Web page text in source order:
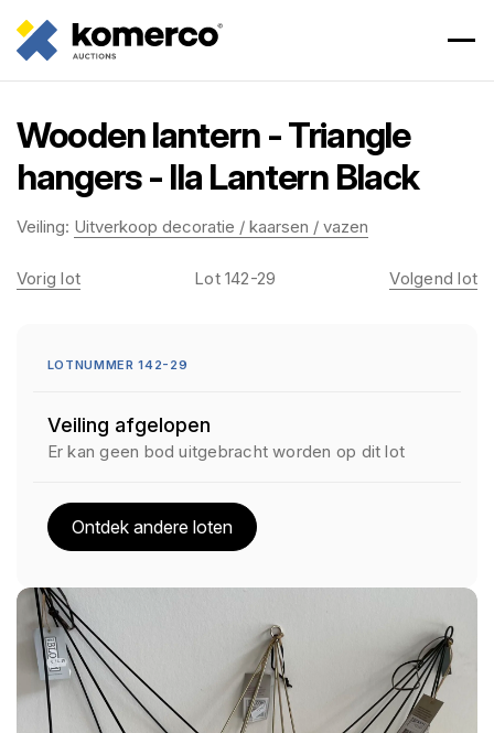
Wooden lantern - Triangle
hangers - Ila Lantern Black
Veiling: Uitverkoop decoratie / kaarsen / vazen
Vorig lot Lot 142-29 Volgend lot
LOTNUMMER 142-29
Veiling afgelopen
Er kan geen bod uitgebracht worden op dit lot
Ontdek andere loten